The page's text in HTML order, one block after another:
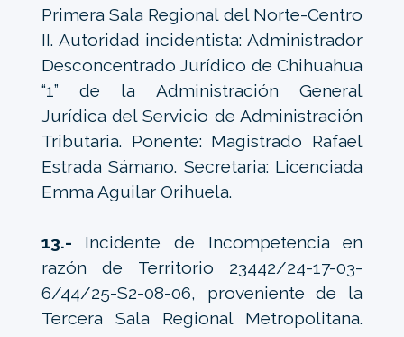
Primera Sala Regional del Norte-Centro
II. Autoridad incidentista: Administrador
Desconcentrado Jurídico de Chihuahua
“1” de la Administración General
Jurídica del Servicio de Administración
Tributaria. Ponente: Magistrado Rafael
Estrada Sámano. Secretaria: Licenciada
Emma Aguilar Orihuela.
13.- Incidente de Incompetencia en
razón de Territorio 23442/24-17-03-
6/44/25-S2-08-06, proveniente de la
Tercera Sala Regional Metropolitana.